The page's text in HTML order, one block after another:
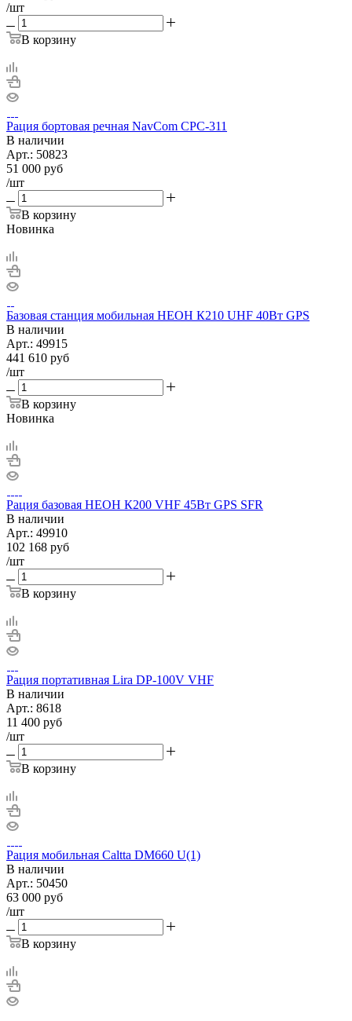
/шт
В корзину
Рация бортовая речная NavCom CPC-311
В наличии
Арт.: 50823
51 000 руб
/шт
В корзину
Новинка
Базовая станция мобильная НЕОН К210 UHF 40Вт GPS
В наличии
Арт.: 49915
441 610 руб
/шт
В корзину
Новинка
Рация базовая НЕОН К200 VHF 45Вт GPS SFR
В наличии
Арт.: 49910
102 168 руб
/шт
В корзину
Рация портативная Lira DP-100V VHF
В наличии
Арт.: 8618
11 400 руб
/шт
В корзину
Рация мобильная Caltta DM660 U(1)
В наличии
Арт.: 50450
63 000 руб
/шт
В корзину